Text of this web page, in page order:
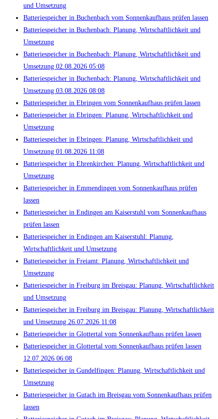
und Umsetzung
Batteriespeicher in Buchenbach vom Sonnenkaufhaus prüfen lassen
Batteriespeicher in Buchenbach: Planung, Wirtschaftlichkeit und
Umsetzung
Batteriespeicher in Buchenbach: Planung, Wirtschaftlichkeit und
Umsetzung 02.08.2026 05:08
Batteriespeicher in Buchenbach: Planung, Wirtschaftlichkeit und
Umsetzung 03.08.2026 08:08
Batteriespeicher in Ebringen vom Sonnenkaufhaus prüfen lassen
Batteriespeicher in Ebringen: Planung, Wirtschaftlichkeit und
Umsetzung
Batteriespeicher in Ebringen: Planung, Wirtschaftlichkeit und
Umsetzung 01.08.2026 11:08
Batteriespeicher in Ehrenkirchen: Planung, Wirtschaftlichkeit und
Umsetzung
Batteriespeicher in Emmendingen vom Sonnenkaufhaus prüfen
lassen
Batteriespeicher in Endingen am Kaiserstuhl vom Sonnenkaufhaus
prüfen lassen
Batteriespeicher in Endingen am Kaiserstuhl: Planung,
Wirtschaftlichkeit und Umsetzung
Batteriespeicher in Freiamt: Planung, Wirtschaftlichkeit und
Umsetzung
Batteriespeicher in Freiburg im Breisgau: Planung, Wirtschaftlichkeit
und Umsetzung
Batteriespeicher in Freiburg im Breisgau: Planung, Wirtschaftlichkeit
und Umsetzung 26.07.2026 11:08
Batteriespeicher in Glottertal vom Sonnenkaufhaus prüfen lassen
Batteriespeicher in Glottertal vom Sonnenkaufhaus prüfen lassen
12.07.2026 06:08
Batteriespeicher in Gundelfingen: Planung, Wirtschaftlichkeit und
Umsetzung
Batteriespeicher in Gutach im Breisgau vom Sonnenkaufhaus prüfen
lassen